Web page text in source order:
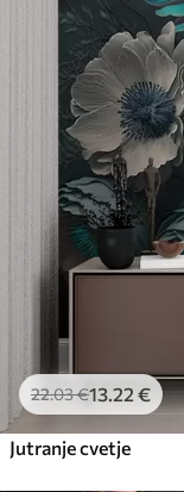
22.03€13 .22 €
Jutranje cvetje